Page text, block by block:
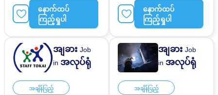
နောက်ထပ်
ကြည့်ရှုပါ
ႏိုင္ငံျခားသားအလုပ္
ဂ်ပန္စာမတတ္လည္းအဆ
င္ေျပသည္
နောက်ထပ်
ကြည့်ရှုပါ
အျခားJob
in အလုပ်ရုံ
အချိန်ပြည့်
အျခားJob
in အလုပ်ရုံ
အချိန်ပြည့်